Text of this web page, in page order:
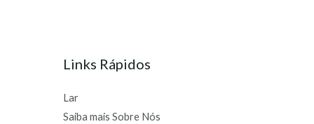
Links Rápidos
Lar
Saiba mais Sobre Nós